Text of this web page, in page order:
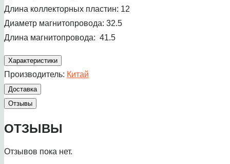
Длина коллекторных пластин: 12
Диаметр магнитопровода: 32.5
Длина магнитопровода: 41.5
Характеристики
Производитель: Китай
Доставка
Отзывы
ОТЗЫВЫ
Отзывов пока нет.